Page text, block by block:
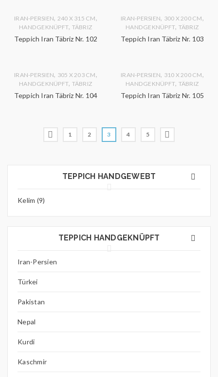
TEPPICH HANDGEWEBT
Kelim (9)
TEPPICH HANDGEKNÜPFT
Iran-Persien
Türkei
Pakistan
Nepal
Kurdi
Kaschmir
IRAN-PERSIEN, 240 X 315 CM,
HANDGEKNÜPFT, TÄBRIZ
Teppich Iran Täbriz Nr. 102
IRAN-PERSIEN, 300 X 200 CM,
HANDGEKNÜPFT, TÄBRIZ
Teppich Iran Täbriz Nr. 103
IRAN-PERSIEN, 305 X 203 CM,
HANDGEKNÜPFT, TÄBRIZ
Teppich Iran Täbriz Nr. 104
IRAN-PERSIEN, 310 X 200 CM,
HANDGEKNÜPFT, TÄBRIZ
Teppich Iran Täbriz Nr. 105
1 2 3 4 5